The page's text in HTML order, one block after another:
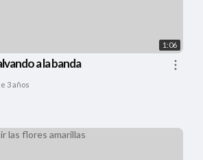
1:06
a la banda
3 años